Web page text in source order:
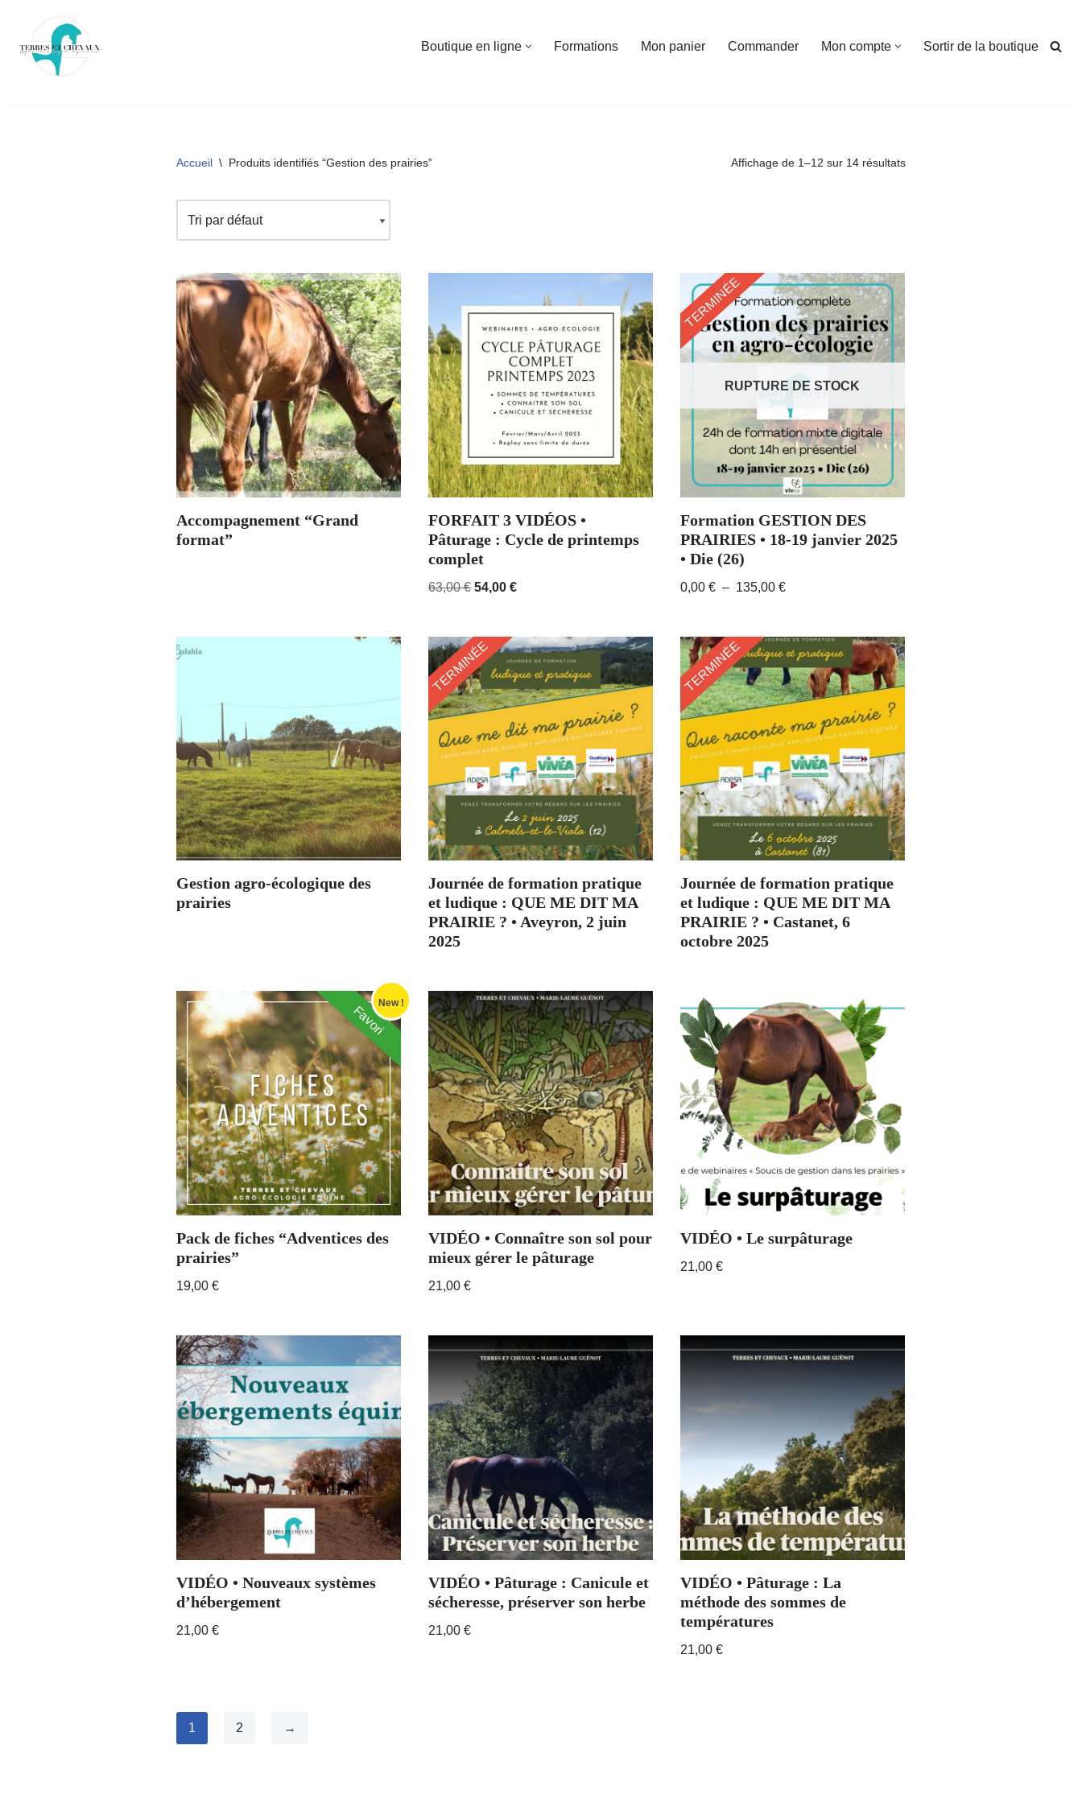
Aller
Boutique en ligne Formations Mon panier Commander Mon compte Sortir de la boutique
Accueil \ Produits identifiés “Gestion des prairies” Affichage de 1–12 sur 14 résultats
Accompagnement “Grand
format”
FORFAIT 3 VIDÉOS •
Pâturage : Cycle de printemps
complet
63,00€ 54,00€
RUPTURE DE STOCK
TERMINÉE
Formation GESTION DES
PRAIRIES • 18-19 janvier 2025
• Die (26)
0,00€ – 135,00€
Gestion agro-écologique des
prairies
TERMINÉE
Journée de formation pratique
et ludique : QUE ME DIT MA
PRAIRIE ? • Aveyron, 2 juin
2025
TERMINÉE
Journée de formation pratique
et ludique : QUE ME DIT MA
PRAIRIE ? • Castanet, 6
octobre 2025
Favori
New !
Pack de fiches “Adventices des
prairies”
19,00 €
VIDÉO • Connaître son sol pour
mieux gérer le pâturage
21,00€
VIDÉO • Le surpâturage
21,00€
VIDÉO • Nouveaux systèmes
d’hébergement
21,00 €
VIDÉO • Pâturage : Canicule et
sécheresse, préserver son herbe
21,00€
VIDÉO • Pâturage : La
méthode des sommes de
températures
21,00€
1 2 →